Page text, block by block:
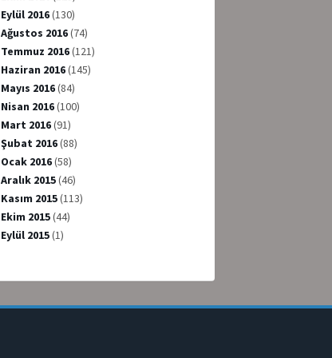
Eylül 2016(130)
Ağustos 2016(74)
Temmuz 2016(121)
Haziran 2016(145)
Mayıs 2016(84)
Nisan 2016(100)
Mart 2016(91)
Şubat 2016(88)
Ocak 2016(58)
Aralık 2015(46)
Kasım 2015(113)
Ekim 2015(44)
Eylül 2015(1)